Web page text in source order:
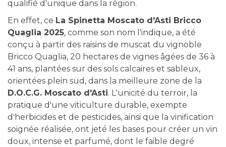
qualifié d'unique dans la région.
En effet, ce La Spinetta Moscato d'Asti Bricco
Quaglia 2025, comme son nom l'indique, a été
conçu à partir des raisins de muscat du vignoble
Bricco Quaglia, 20 hectares de vignes âgées de 36 à
41 ans, plantées sur des sols calcaires et sableux,
orientées plein sud, dans la meilleure zone de la
D.O.C.G. Moscato d'Asti. L'unicité du terroir, la
pratique d'une viticulture durable, exempte
d'herbicides et de pesticides, ainsi que la vinification
soignée réalisée, ont jeté les bases pour créer un vin
doux, intense et parfumé, dont le faible degré